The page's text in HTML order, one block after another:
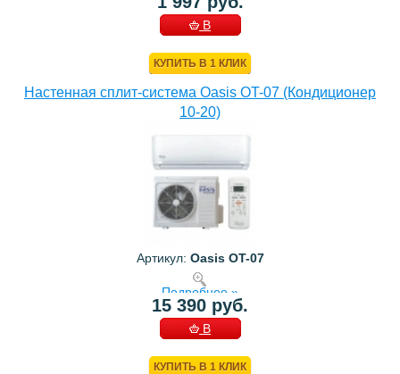
В
КУПИТЬ В 1 КЛИК
Настенная сплит-система Oasis OT-07 (Кондиционер
10-20)
Артикул: Oasis OT-07
Подробнее »
15 390 руб.
В
КУПИТЬ В 1 КЛИК